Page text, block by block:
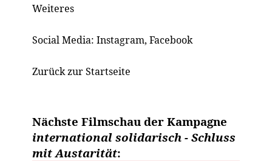
Weiteres
Social Media: Instagram, Facebook
Zurück zur Startseite
Nächste Filmschau der Kampagne
international solidarisch - Schluss
mit Austarität: